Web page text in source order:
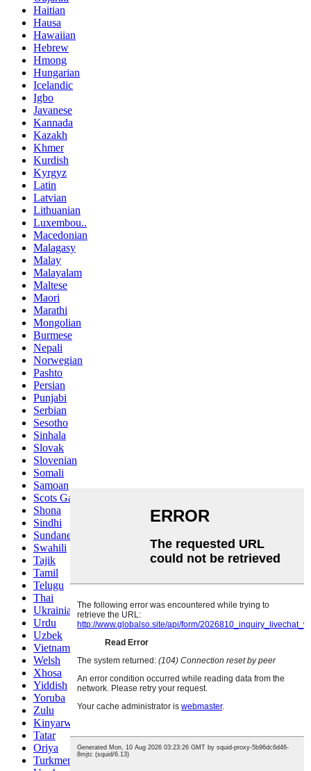
Haitian
Hausa
Hawaiian
Hebrew
Hmong
Hungarian
Icelandic
Igbo
Javanese
Kannada
Kazakh
Khmer
Kurdish
Kyrgyz
Latin
Latvian
Lithuanian
Luxembou..
Macedonian
Malagasy
Malay
Malayalam
Maltese
Maori
Marathi
Mongolian
Burmese
Nepali
Norwegian
Pashto
Persian
Punjabi
Serbian
Sesotho
Sinhala
Slovak
Slovenian
Somali
Samoan
Scots Gaelic
Shona
Sindhi
Sundanese
Swahili
Tajik
Tamil
Telugu
Thai
Ukrainian
Urdu
Uzbek
Vietnamese
Welsh
Xhosa
Yiddish
Yoruba
Zulu
Kinyarwanda
Tatar
Oriya
Turkmen